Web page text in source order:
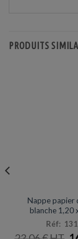
PRODUITS
Nappe papier
blanche 1,20
Réf:
LE